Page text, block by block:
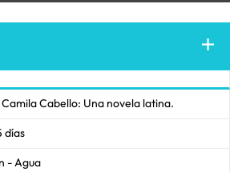
Cabello: Una novela latina.
días
- Agua